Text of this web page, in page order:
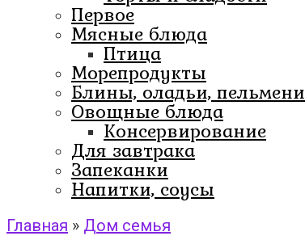
Первое
Мясные блюда
Птица
Морепродукты
Блины, оладьи, пельмени
Овощные блюда
Консервирование
Для завтрака
Запеканки
Напитки, соусы
Главная » Дом семья